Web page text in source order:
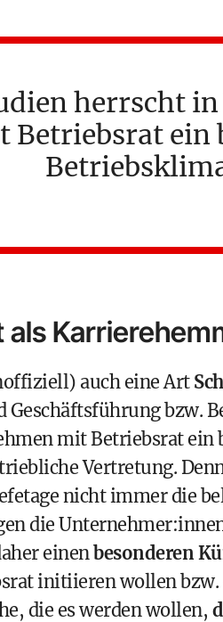
herrscht
Betriebsrat ein
auch eine Art
Geschäftsführung bzw.
mit Betriebsrat ein
Vertretung.
nicht immer die
die
einenbesonderen
initiieren wollen
die es werden wollen,